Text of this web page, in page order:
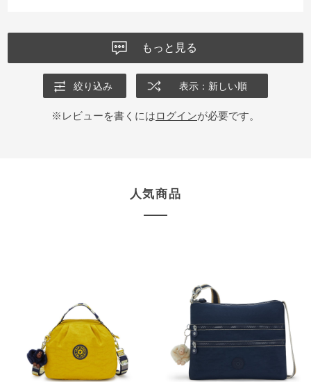
もっと見る
絞り込み 表示：新しい順
※レビューを書くにはログインが必要です。
人気商品